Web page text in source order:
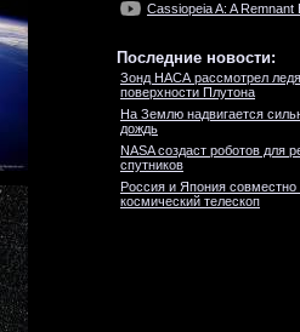
Cassiopeia A: A Remnant
Последние новости:
Зонд НАСА рассмотрел
поверхности Плутона
На Землю надвигается
дождь
NASA создаст роботов для
спутников
Россия и Япония совместно
космический телескоп